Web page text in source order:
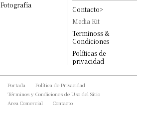
Fotografía
Contacto>
Media Kit
Terminoss &
Condiciones
Políticas de
privacidad
Portada
Política de Privacidad
Términos y Condiciones de Uso del Sitio
Area Comercial
Contacto